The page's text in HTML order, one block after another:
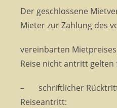
Der geschlossene
Mieter zur Zahlung
vereinbarten
Reise nicht antritt gelten
– schriftlicher Rücktritt
Reiseantritt: